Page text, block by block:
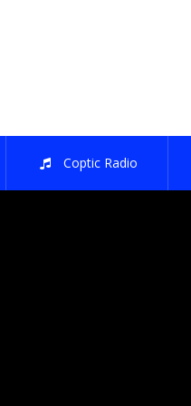
Coptic Radio